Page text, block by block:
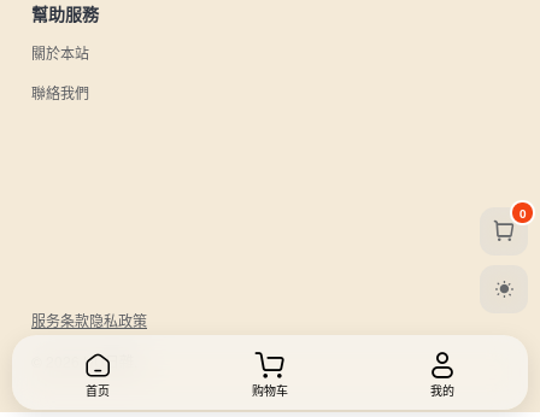
幫助服務
關於本站
聯絡我們
服务条款隐私政策
© 2026 UU日雜.
0
首页 购物车 我的